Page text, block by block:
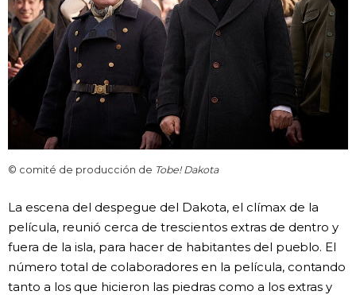
© comité de producción de Tobe! Dakota
La escena del despegue del Dakota, el clímax de la
película, reunió cerca de trescientos extras de dentro y
fuera de la isla, para hacer de habitantes del pueblo. El
número total de colaboradores en la película, contando
tanto a los que hicieron las piedras como a los extras y